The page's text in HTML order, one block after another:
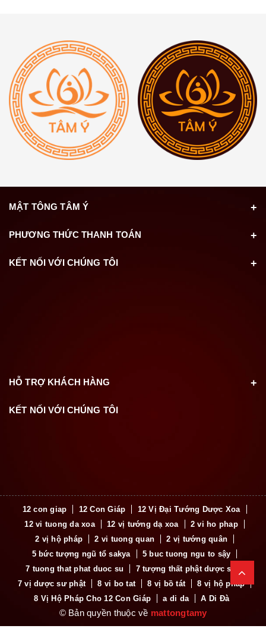
MẬT TÔNG TÂM Ý
PHƯƠNG THỨC THANH TOÁN
KẾT NỐI VỚI CHÚNG TÔI
HỖ TRỢ KHÁCH HÀNG
KẾT NỐI VỚI CHÚNG TÔI
12 con giap 12 Con Giáp
12 Vị Đại Tướng Dược Xoa
12 vi tuong da xoa
12 vị tướng dạ xoa
2 vi ho phap
2 vị hộ pháp
2 vi tuong quan
2 vị tướng quân
5 bức tượng ngũ tổ sakya
5 buc tuong ngu to sậy
7 tuong that phat duoc su
7 tượng thất phật dược sư
7 vị dược sư phật
8 vi bo tat 8 vị bồ tát
8 vị hộ pháp
8 Vị Hộ Pháp Cho 12 Con Giáp
a di da A Di Đà
© Bản quyền thuộc về mattongtamy